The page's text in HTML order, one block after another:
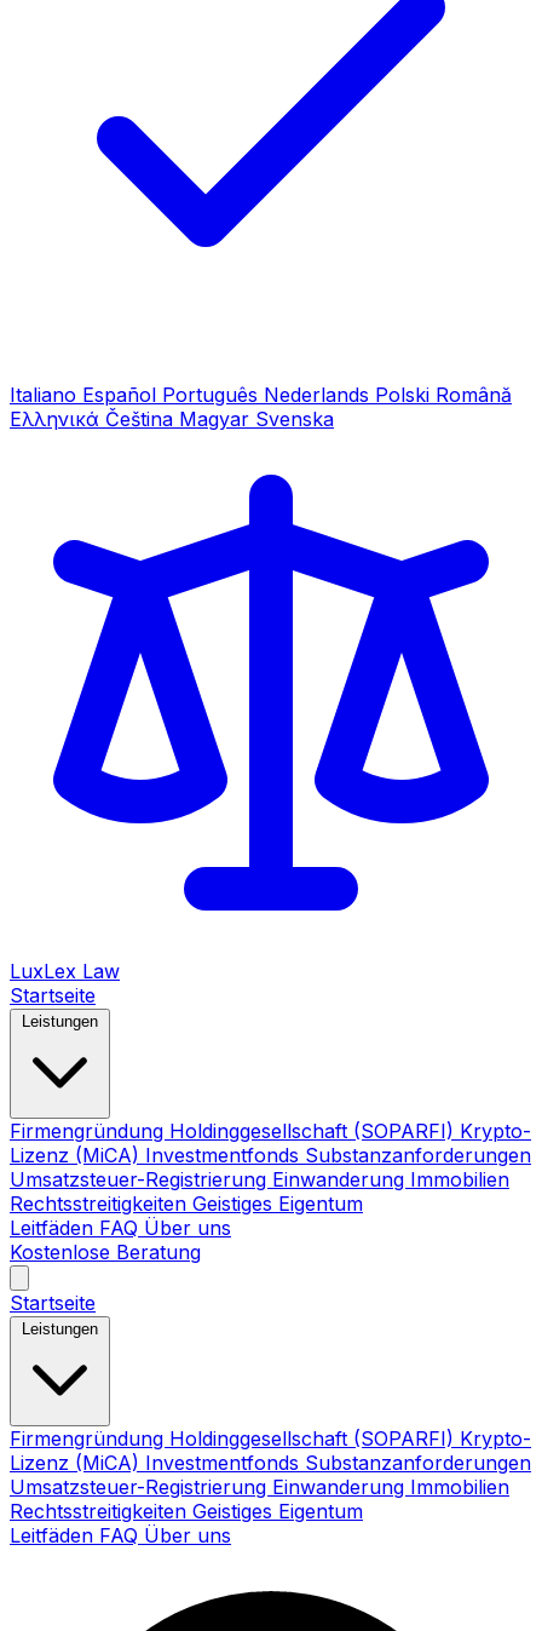
Italiano Español Português Nederlands Polski Română
Ελληνικά Čeština Magyar Svenska
LuxLex Law
Startseite
Firmengründung Holdinggesellschaft (SOPARFI) Krypto-
Lizenz (MiCA) Investmentfonds Substanzanforderungen
Umsatzsteuer-Registrierung Einwanderung Immobilien
Rechtsstreitigkeiten Geistiges Eigentum
Leitfäden FAQ Über uns
Kostenlose Beratung
Startseite
Firmengründung Holdinggesellschaft (SOPARFI) Krypto-
Lizenz (MiCA) Investmentfonds Substanzanforderungen
Umsatzsteuer-Registrierung Einwanderung Immobilien
Rechtsstreitigkeiten Geistiges Eigentum
Leitfäden FAQ Über uns